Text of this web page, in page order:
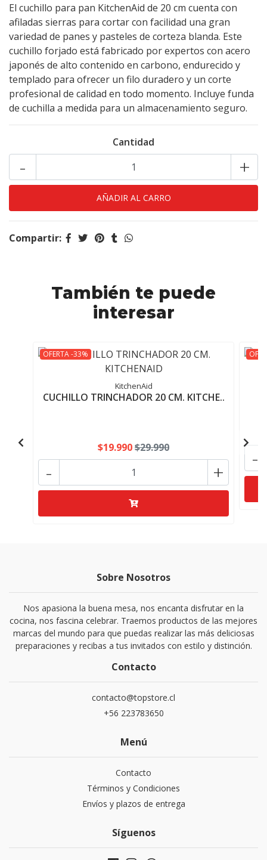
El cuchillo para pan KitchenAid de 20 cm cuenta con
afiladas sierras para cortar con facilidad una gran
variedad de panes y pasteles de corteza blanda. Este
cuchillo forjado está fabricado por expertos con acero
japonés de alto contenido en carbono, endurecido y
templado para ofrecer un filo duradero y un corte
profesional de calidad en todo momento. Incluye funda
de cuchilla a medida para un almacenamiento seguro.
Cantidad
+
-
Compartir:
También te puede
interesar
OFERTA -33%
KitchenAid
CUCHILLO TRINCHADOR 20 CM. KITCHE..
$19.990$29.990
+
-
-
Sobre Nosotros
Nos apasiona la buena mesa, nos encanta disfrutar en la
cocina, nos fascina celebrar. Traemos productos de las mejores
marcas del mundo para que puedas realizar las más deliciosas
preparaciones y recibas a tus invitados con estilo y distinción.
Contacto
contacto@topstore.cl
+56 223783650
Menú
Contacto
Términos y Condiciones
Envíos y plazos de entrega
Síguenos